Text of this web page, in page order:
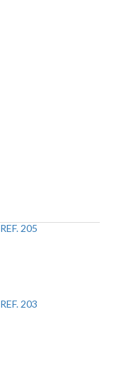
205
203